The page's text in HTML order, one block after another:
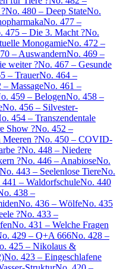
No. 480 – Deep StateNo.
No. 477 –
475 – Die 3. Macht ?No.
MonogamieNo. 472 –
– AuswandernNo. 469 –
weiter ?No. 467 – Gesunde
– TrauerNo. 464 –
MassageNo. 461 –
459 – BelogenNo. 458 –
No. 456 – Silvester-
454 – Transzendentale
Show ?No. 452 –
?No. 450 – COVID-
?No. 448 – Niedere
?No. 446 – AnabioseNo.
No. 443 – Seelenlose TiereNo.
– WaldorfschuleNo. 440
438 –
No. 436 – WölfeNo. 435
?No. 433 –
No. 431 – Welche Fragen
429 – Q+A 666No. 428 –
425 – Nikolaus &
No. 423 – Eingeschlafene